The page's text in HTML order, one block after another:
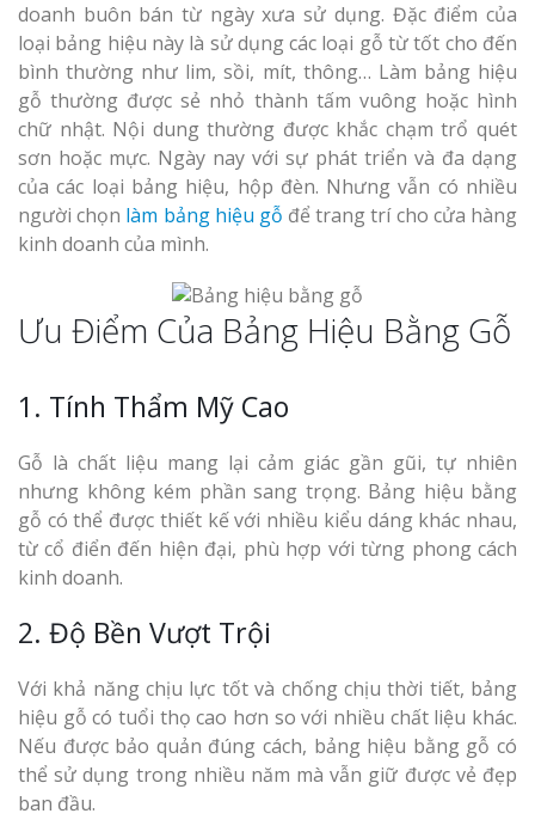
doanh buôn bán từ ngày xưa sử dụng. Đặc điểm của
loại bảng hiệu này là sử dụng các loại gỗ từ tốt cho đến
bình thường như lim, sồi, mít, thông… Làm bảng hiệu
gỗ thường được sẻ nhỏ thành tấm vuông hoặc hình
chữ nhật. Nội dung thường được khắc chạm trổ quét
sơn hoặc mực. Ngày nay với sự phát triển và đa dạng
của các loại bảng hiệu, hộp đèn. Nhưng vẫn có nhiều
người chọn làm bảng hiệu gỗ để trang trí cho cửa hàng
kinh doanh của mình.
Ưu Điểm Của Bảng Hiệu Bằng Gỗ
1. Tính Thẩm Mỹ Cao
Gỗ là chất liệu mang lại cảm giác gần gũi, tự nhiên
nhưng không kém phần sang trọng. Bảng hiệu bằng
gỗ có thể được thiết kế với nhiều kiểu dáng khác nhau,
từ cổ điển đến hiện đại, phù hợp với từng phong cách
kinh doanh.
2. Độ Bền Vượt Trội
Với khả năng chịu lực tốt và chống chịu thời tiết, bảng
hiệu gỗ có tuổi thọ cao hơn so với nhiều chất liệu khác.
Nếu được bảo quản đúng cách, bảng hiệu bằng gỗ có
thể sử dụng trong nhiều năm mà vẫn giữ được vẻ đẹp
ban đầu.